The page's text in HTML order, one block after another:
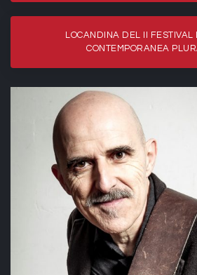
LOCANDINA DEL II FESTIVAL
CONTEMPORANEA